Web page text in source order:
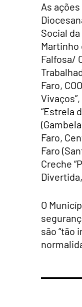
As
Social
Martinho
Falfosa/
Faro,
“Estrela
Faro,
Faro
Creche
O
são “tão